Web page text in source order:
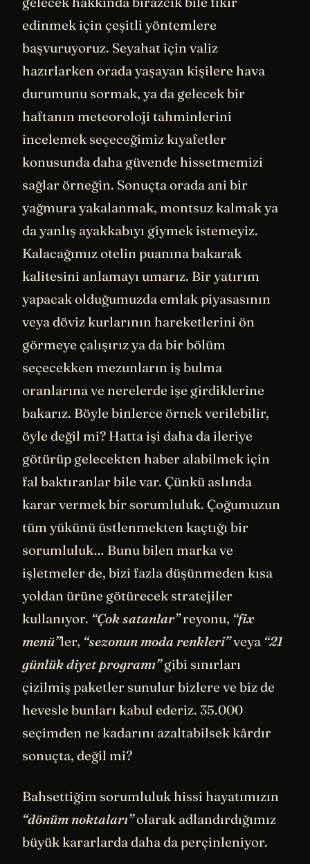
edinmek için çeşitli yöntemlere
başvuruyoruz. Seyahat için valiz
hazırlarken orada yaşayan kişilere hava
durumunu sormak, ya da gelecek bir
haftanın meteoroloji tahminlerini
incelemek seçeceğimiz kıyafetler
konusunda daha güvende hissetmemizi
sağlar örneğin. Sonuçta orada ani bir
yağmura yakalanmak, montsuz kalmak ya
da yanlış ayakkabıyı giymek istemeyiz.
Kalacağımız otelin puanına bakarak
kalitesini anlamayı umarız. Bir yatırım
yapacak olduğumuzda emlak piyasasının
veya döviz kurlarının hareketlerini ön
görmeye çalışırız ya da bir bölüm
seçecekken mezunların iş bulma
oranlarına ve nerelerde işe girdiklerine
bakarız. Böyle binlerce örnek verilebilir,
öyle değil mi? Hatta işi daha da ileriye
götürüp gelecekten haber alabilmek için
fal baktıranlar bile var. Çünkü aslında
karar vermek bir sorumluluk. Çoğumuzun
tüm yükünü üstlenmekten kaçtığı bir
sorumluluk… Bunu bilen marka ve
işletmeler de, bizi fazla düşünmeden kısa
yoldan ürüne götürecek stratejiler
kullanıyor. “Çok satanlar”reyonu, “fix
menü”ler, “sezonun moda renkleri”veya “21
günlük diyet programı”gibi sınırları
çizilmiş paketler sunulur bizlere ve biz de
hevesle bunları kabul ederiz. 35.000
seçimden ne kadarını azaltabilsek kârdır
sonuçta, değil mi?
Bahsettiğim sorumluluk hissi hayatımızın
“dönüm noktaları”olarak adlandırdığımız
büyük kararlarda daha da perçinleniyor.